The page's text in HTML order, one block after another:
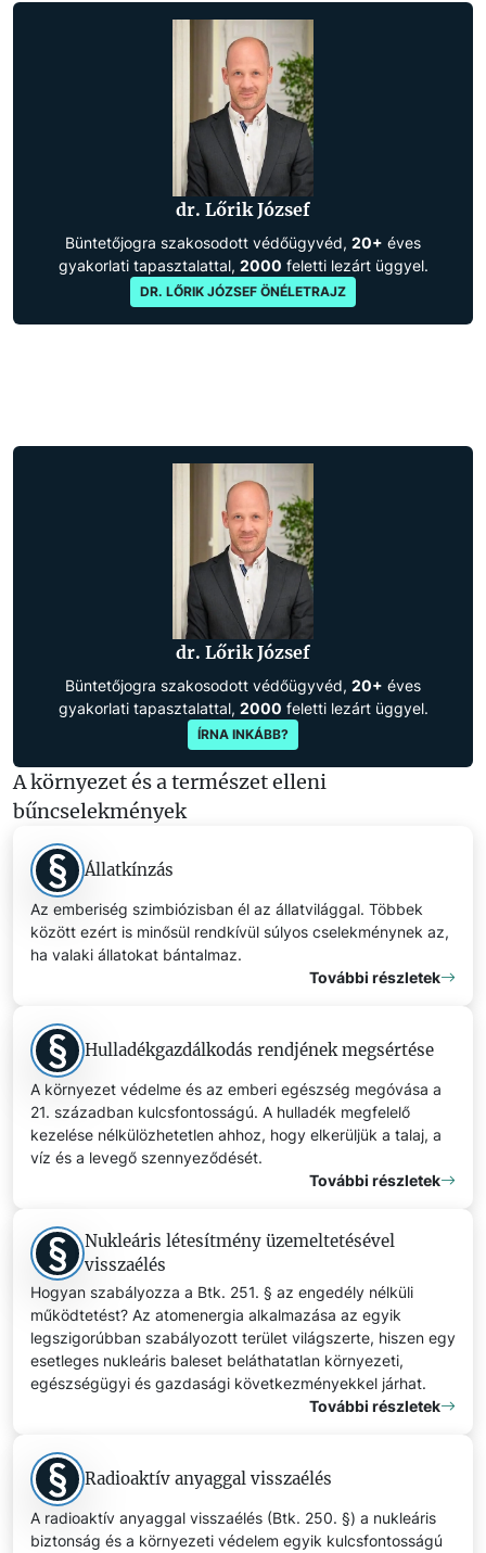
dr. Lőrik József
Büntetőjogra szakosodott védőügyvéd, 20+ éves
gyakorlati tapasztalattal, 2000 feletti lezárt üggyel.
DR. LŐRIK JÓZSEF ÖNÉLETRAJZ
dr. Lőrik József
Büntetőjogra szakosodott védőügyvéd, 20+ éves
gyakorlati tapasztalattal, 2000 feletti lezárt üggyel.
ÍRNA INKÁBB?
A környezet és a természet elleni
bűncselekmények
Állatkínzás
Az emberiség szimbiózisban él az állatvilággal. Többek
között ezért is minősül rendkívül súlyos cselekménynek az,
ha valaki állatokat bántalmaz.
További részletek
Hulladékgazdálkodás rendjének megsértése
A környezet védelme és az emberi egészség megóvása a
21. században kulcsfontosságú. A hulladék megfelelő
kezelése nélkülözhetetlen ahhoz, hogy elkerüljük a talaj, a
víz és a levegő szennyeződését.
További részletek
Nukleáris létesítmény üzemeltetésével
visszaélés
Hogyan szabályozza a Btk. 251. § az engedély nélküli
működtetést? Az atomenergia alkalmazása az egyik
legszigorúbban szabályozott terület világszerte, hiszen egy
esetleges nukleáris baleset beláthatatlan környezeti,
egészségügyi és gazdasági következményekkel járhat.
További részletek
Radioaktív anyaggal visszaélés
A radioaktív anyaggal visszaélés (Btk. 250. §) a nukleáris
biztonság és a környezeti védelem egyik kulcsfontosságú